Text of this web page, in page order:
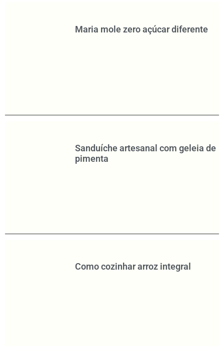
Maria mole zero açúcar diferente
Sanduíche artesanal com geleia de
pimenta
Como cozinhar arroz integral